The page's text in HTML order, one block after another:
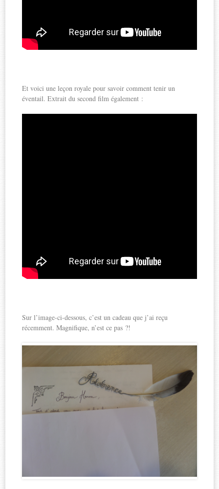
Et voici une leçon royale pour savoir comment tenir un
éventail. Extrait du second film également :
Sur l’image-ci-dessous, c’est un cadeau que j’ai reçu
récemment. Magnifique, n’est ce pas ?!